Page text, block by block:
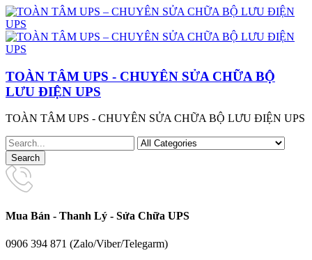
TOÀN TÂM UPS - CHUYÊN SỬA CHỮA BỘ
LƯU ĐIỆN UPS
TOÀN TÂM UPS - CHUYÊN SỬA CHỮA BỘ LƯU ĐIỆN UPS
Mua Bán - Thanh Lý - Sửa Chữa UPS
0906 394 871 (Zalo/Viber/Telegarm)